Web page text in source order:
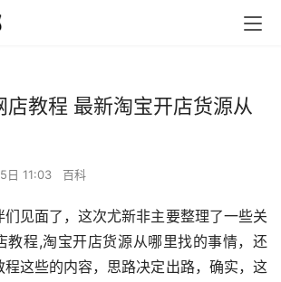
店教程 最新淘宝开店货源从
日 11:03 百科
见面了，这次尤新非主要整理了一些关
教程,淘宝开店货源从哪里找的事情，还
这些的内容，思路决定出路，确实，这